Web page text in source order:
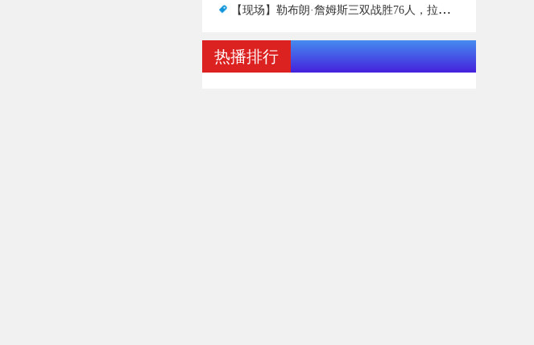
【现场】勒布朗·詹姆斯三双战胜76人，拉塞尔不满情绪继续发酵
热播排行